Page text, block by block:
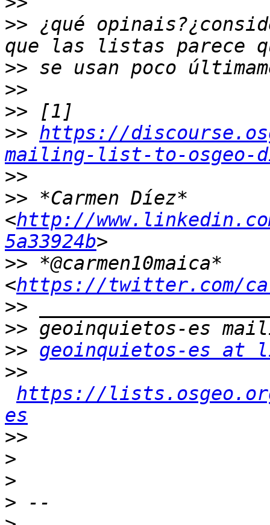
>> ¿qué
>>
>>
>>
>> https://
mailing-list-to-osgeo-
>>
>> *Carmen Díez*
<http://
5a33924b
>> *@carmen10maica*
<https://twitter.com/
>>
>>
>> geoinquietos-es at
>>
https://
es
>>
>
>
>